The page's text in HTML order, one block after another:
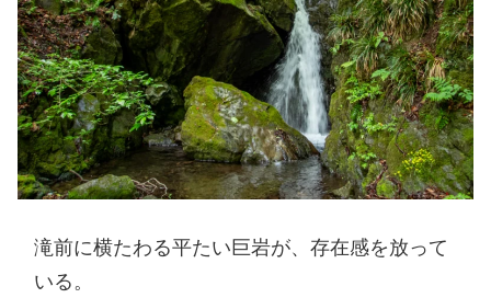
滝前に横たわる平たい巨岩が、存在感を放って
いる。